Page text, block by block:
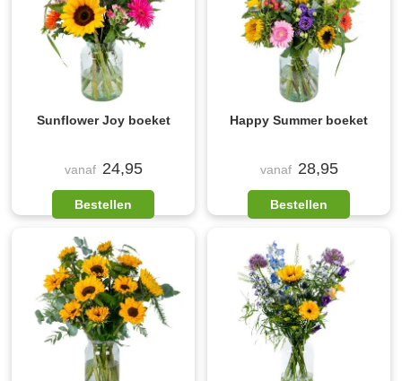
Sunflower Joy boeket
vanaf 24,95
Bestellen
Happy Summer boeket
vanaf 28,95
Bestellen